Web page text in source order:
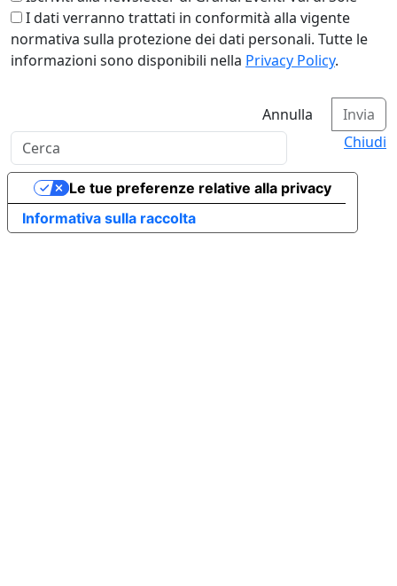
I dati verranno trattati in conformità alla vigente
normativa sulla protezione dei dati personali. Tutte le
informazioni sono disponibili nella Privacy Policy.
Annulla
Invia
Chiudi
Informativa sulla raccolta
Le tue preferenze relative alla privacy